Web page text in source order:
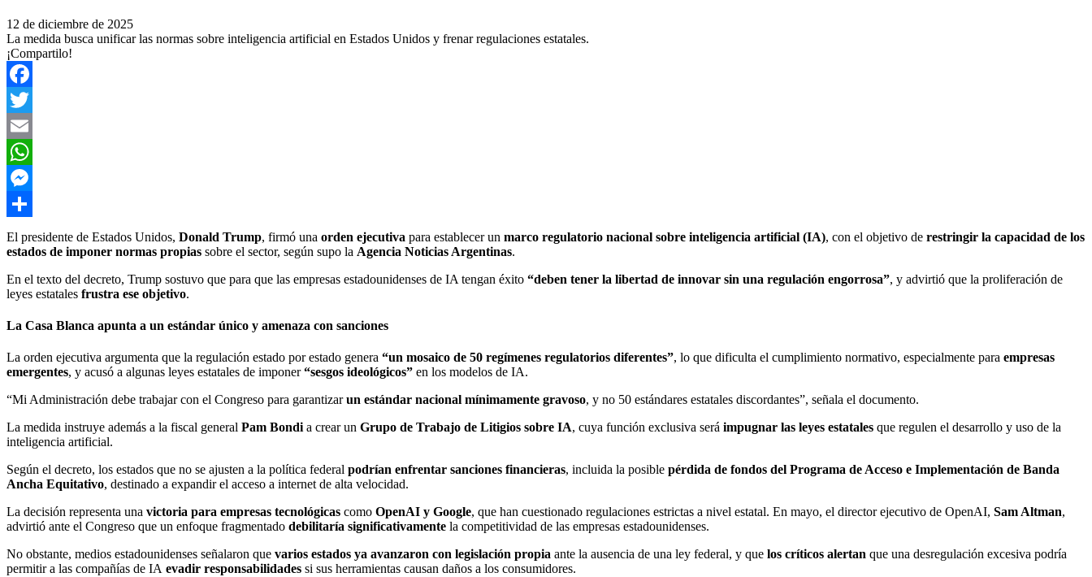
12 de diciembre de 2025
La medida busca unificar las normas sobre inteligencia artificial en Estados Unidos y frenar regulaciones estatales.
¡Compartilo!
Facebook
Twitter
Email
WhatsApp
Messenger
Compartir
El presidente de Estados Unidos, Donald Trump, firmó una orden ejecutiva para establecer un marco regulatorio nacional sobre inteligencia artificial (IA), con el objetivo de restringir la capacidad de los
estados de imponer normas propias sobre el sector, según supo la Agencia Noticias Argentinas.
En el texto del decreto, Trump sostuvo que para que las empresas estadounidenses de IA tengan éxito “deben tener la libertad de innovar sin una regulación engorrosa”, y advirtió que la proliferación de
leyes estatales frustra ese objetivo.
La Casa Blanca apunta a un estándar único y amenaza con sanciones
La orden ejecutiva argumenta que la regulación estado por estado genera “un mosaico de 50 regímenes regulatorios diferentes”, lo que dificulta el cumplimiento normativo, especialmente para empresas
emergentes, y acusó a algunas leyes estatales de imponer“sesgos ideológicos” en los modelos de IA.
“Mi Administración debe trabajar con el Congreso para garantizarun estándar nacional mínimamente gravoso, y no 50 estándares estatales discordantes”, señala el documento.
La medida instruye además a la fiscal general Pam Bondia crear un Grupo de Trabajo de Litigios sobre IA, cuya función exclusiva será impugnar las leyes estatales que regulen el desarrollo y uso de la
inteligencia artificial.
Según el decreto, los estados que no se ajusten a la política federal podrían enfrentar sanciones financieras, incluida la posible pérdida de fondos del Programa de Acceso e Implementación de Banda
Ancha Equitativo, destinado a expandir el acceso a internet de alta velocidad.
La decisión representa una victoria para empresas tecnológicas como OpenAI y Google, que han cuestionado regulaciones estrictas a nivel estatal. En mayo, el director ejecutivo de OpenAI, Sam Altman,
advirtió ante el Congreso que un enfoque fragmentado debilitaría significativamente la competitividad de las empresas estadounidenses.
No obstante, medios estadounidenses señalaron que varios estados ya avanzaron con legislación propia ante la ausencia de una ley federal, y que los críticos alertan que una desregulación excesiva podría
permitir a las compañías de IA evadir responsabilidades si sus herramientas causan daños a los consumidores.